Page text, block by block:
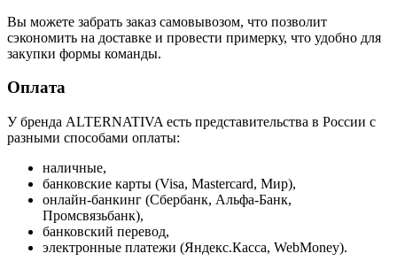
Вы можете забрать заказ самовывозом, что позволит
сэкономить на доставке и провести примерку, что удобно для
закупки формы команды.
Оплата
У бренда ALTERNATIVA есть представительства в России с
разными способами оплаты:
наличные,
банковские карты (Visa, Mastercard, Мир),
онлайн-банкинг (Сбербанк, Альфа-Банк,
Промсвязьбанк),
банковский перевод,
электронные платежи (Яндекс.Касса, WebMoney).